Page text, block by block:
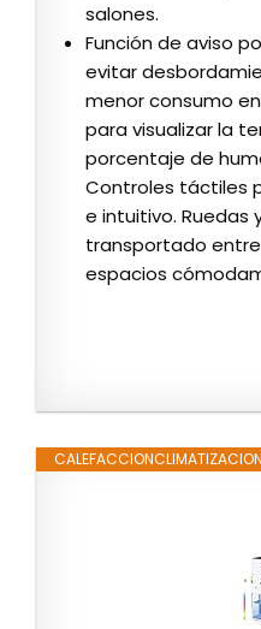
salones.
Función de aviso
evitar
menor consumo
para visualizar la
porcentaje de
Controles táctiles
e intuitivo. Ruedas
transportado
espacios